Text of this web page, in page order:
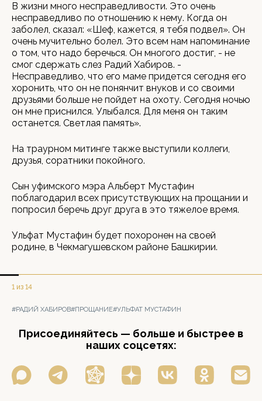
В жизни много несправедливости. Это очень
несправедливо по отношению к нему. Когда он
заболел, сказал: «Шеф, кажется, я тебя подвел». Он
очень мучительно болел. Это всем нам напоминание
о том, что надо беречься. Он многого достиг, - не
смог сдержать слез Радий Хабиров. -
Несправедливо, что его маме придется сегодня его
хоронить, что он не понянчит внуков и со своими
друзьями больше не пойдет на охоту. Сегодня ночью
он мне приснился. Улыбался. Для меня он таким
останется. Светлая память».
На траурном митинге также выступили коллеги,
друзья, соратники покойного.
Сын уфимского мэра Альберт Мустафин
поблагодарил всех присутствующих на прощании и
попросил беречь друг друга в это тяжелое время.
Ульфат Мустафин будет похоронен на своей
родине, в Чекмагушевском районе Башкирии.
1 из 14
#РАДИЙ ХАБИРОВ#ПРОЩАНИЕ#УЛЬФАТ МУСТАФИН
Присоединяйтесь — больше и быстрее в
наших соцсетях: